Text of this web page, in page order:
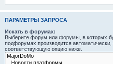
ПАРАМЕТРЫ ЗАПРОСА
Искать в форумах:
Выберите форум или форумы, в которых
подфорумах производится
соответствующую опцию ниже.